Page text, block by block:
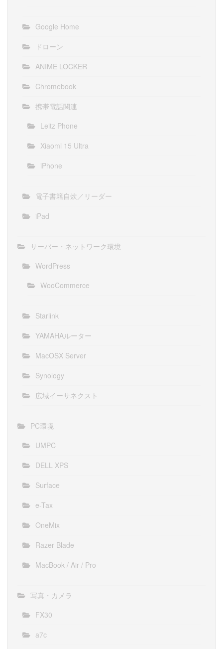
Google Home
ドローン
ANIME LOCKER
Chromebook
携帯電話関連
Leitz Phone
Xiaomi 15 Ultra
iPhone
電子書籍自炊／リーダー
iPad
サーバー・ネットワーク環境
WordPress
WooCommerce
Starlink
YAMAHAルーター
MacOSX Server
Synology
広域イーサネクスト
PC環境
UMPC
DELL XPS
Surface
e-Tax
OneMix
Razer Blade
MacBook / Air / Pro
写真・カメラ
FX30
a7c